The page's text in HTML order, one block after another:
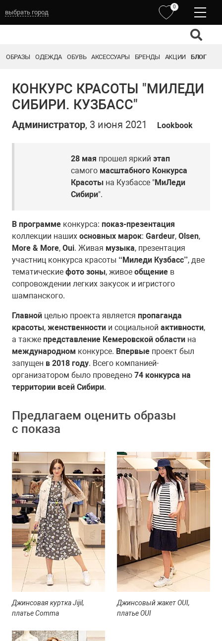
выбрать город
0
Выберите город:
НОВОКУЗНЕЦК
ОБРАЗЫ ОДЕЖДА ОБУВЬ АКСЕССУАРЫ БРЕНДЫ АКЦИИ БЛОГ
КОНКУРС КРАСОТЫ "МИЛЕДИ
СИБИРИ. КУЗБАСС"
Администратор, 3 июня 2021 Lookbook
28 мая прошел яркий этап
самого масштабного Конкурса
Красоты на Кузбассе "МиЛеди
Сибири".
В программе конкурса: показ-презентация
коллекции наших основных марок: Gardeur, Olsen,
More & Мore, Oui. Живая музыка, презентация
участниц конкурса красоты “Миледи Кузбасс”, две
тематические фото зоны, живое общение в
сопровождении легких закусок и игристого
шампанского.
Главной целью проекта является пропаганда
красоты, женственности и социальной активности,
а также представление Кемеровской области на
международном конкурсе. Впервые проект был
запущен в 2018 году. Всего компанией-
организатором было проведено 74 конкурса на
территории всей Сибири.
Предлагаем оценить образы
с показа
Джинсовая куртка Jijil,
платье Comma
Джинсовый жакет OUI,
платье OUI